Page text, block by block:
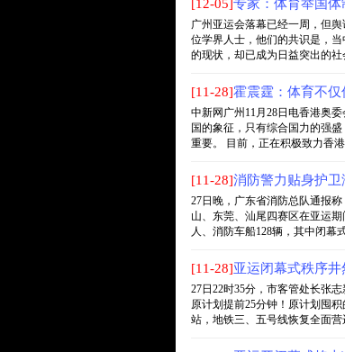
[12-05]专家：体育举国
广州亚运会落幕已经一周，但
位学界人士，他们的共识是，
的现状，却已成为日益突出的
[11-28]霍震霆：体育不
中新网广州11月28日电香港奥
国的象征，只有综合国力的强
重要。 目前，正在积极致力香
[11-28]消防警力贴身护
27日晚，广东省消防总队通报
山、东莞、汕尾四赛区在亚运
人、消防车船128辆，其中闭幕
[11-28]亚运闭幕式秩序
27日22时35分，市客管处长张
原计划提前25分钟！原计划囤
站，地铁三、五号线恢复全面营